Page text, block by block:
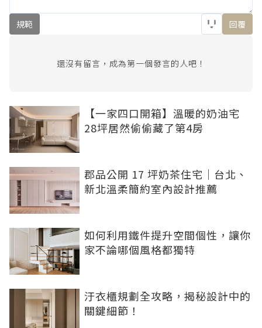
規範 回覆
還沒有留言，成為第一個發言的人吧！
【一家四口開箱】溫暖的奶油宅
28坪居然偷偷藏了第4房
郡品公開 17 坪奶茶住宅｜台北、
新北溫柔簡約室內設計推薦
如何利用鐵件提升空間個性，讓你
家不論哪個風格都獨特
汙衣櫃規劃全攻略，揭秘設計中的
關鍵細節！